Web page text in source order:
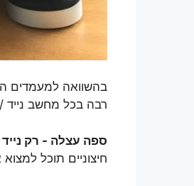
בהשוואה למעמדים
רבה בכל מחשב נייד
ספה עצלה - רק נייד
חיצוניים תוכל למצוא